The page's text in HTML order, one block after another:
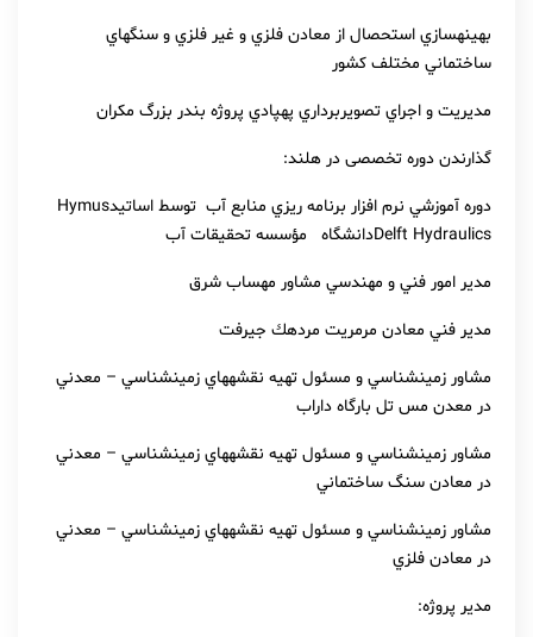
بهينهسازي استحصال از معادن فلزي و غير فلزي و سنگهاي
ساختماني مختلف كشور
مديريت و اجراي تصويربرداري پهپادي پروژه بندر بزرگ مكران
گذارندن دوره تخصصی در هلند:
دوره آموزشي نرم افزار برنامه ريزي منابع آب Hymusتوسط اساتيد
دانشگاهDelft Hydraulics مؤسسه تحقيقات آب
مدير امور فني و مهندسي مشاور مهساب شرق
مدير فني معادن مرمريت مردهك جيرفت
مشاور زمينشناسي و مسئول تهيه نقشههاي زمينشناسي – معدني
در معدن مس تل بارگاه داراب
مشاور زمينشناسي و مسئول تهيه نقشههاي زمينشناسي – معدني
در معادن سنگ ساختماني
مشاور زمينشناسي و مسئول تهيه نقشههاي زمينشناسي – معدني
در معادن فلزي
مدير پروژه: